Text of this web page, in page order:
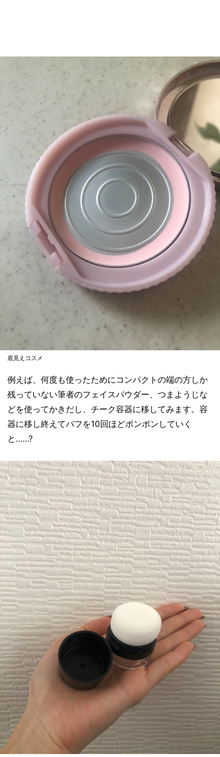
底見えコスメ
例えば、何度も使ったためにコンパクトの端の方しか
残っていない筆者のフェイスパウダー、つまようじな
どを使ってかきだし、チーク容器に移してみます。容
器に移し終えてパフを10回ほどポンポンしていく
と……?